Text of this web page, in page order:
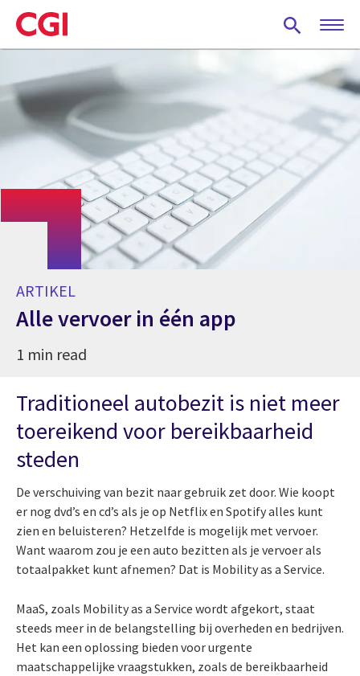
Skip
to
main
ARTIKEL
Alle vervoer in één app
1 min read
Traditioneel autobezit is niet meer
toereikend voor bereikbaarheid
steden
De verschuiving van bezit naar gebruik zet door. Wie koopt
er nog dvd’s en cd’s als je op Netflix en Spotify alles kunt
zien en beluisteren? Hetzelfde is mogelijk met vervoer.
Want waarom zou je een auto bezitten als je vervoer als
totaalpakket kunt afnemen? Dat is Mobility as a Service.
MaaS, zoals Mobility as a Service wordt afgekort, staat
steeds meer in de belangstelling bij overheden en bedrijven.
Het kan een oplossing bieden voor urgente
maatschappelijke vraagstukken, zoals de bereikbaarheid